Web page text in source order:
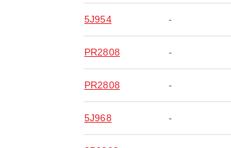
5J954 -
PR2808 -
PR2808 -
5J968 -